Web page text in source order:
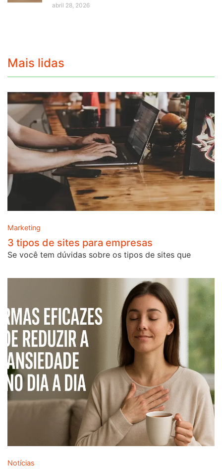
abril 28, 2026
Mais lidas
Marketing
3 tipos de sites para empresas
Se você tem dúvidas sobre os tipos de sites que
Notícias